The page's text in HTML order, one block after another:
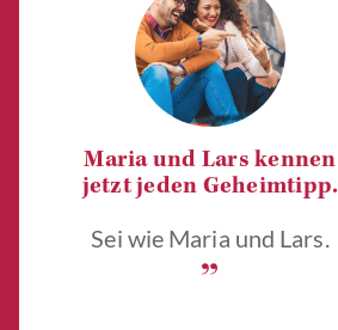
Maria und Lars kennen
jetzt jeden Geheimtipp.
Sei wie Maria und Lars.
„